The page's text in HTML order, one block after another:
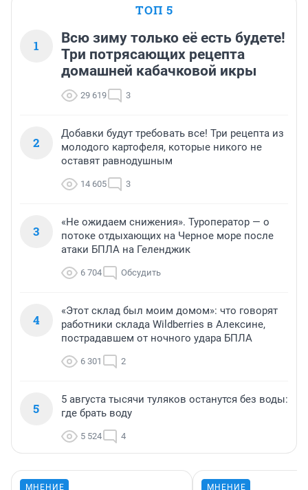
ТОП 5
1
Всю зиму только её есть будете!
Три потрясающих рецепта
домашней кабачковой икры
29 619 3
2
Добавки будут требовать все! Три рецепта из
молодого картофеля, которые никого не
оставят равнодушным
14 605 3
3
«Не ожидаем снижения». Туроператор — о
потоке отдыхающих на Черное море после
атаки БПЛА на Геленджик
6 704 Обсудить
4
«Этот склад был моим домом»: что говорят
работники склада Wildberries в Алексине,
пострадавшем от ночного удара БПЛА
6 301 2
5
5 августа тысячи туляков останутся без воды:
где брать воду
5 524 4
МНЕНИЕ МНЕНИЕ